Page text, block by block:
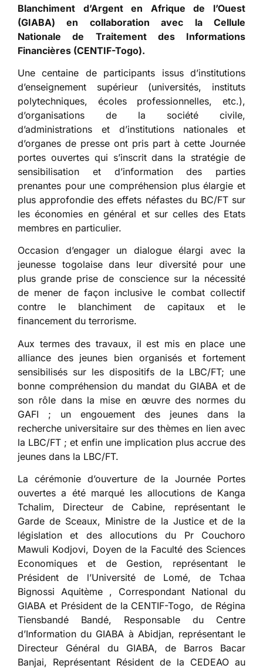
Blanchiment d’Argent en Afrique de l’Ouest
(GIABA) en collaboration avec la Cellule
Nationale de Traitement des Informations
Financières (CENTIF-Togo).
Une centaine de participants issus d’institutions
d’enseignement supérieur (universités, instituts
polytechniques, écoles professionnelles, etc.),
d’organisations de la société civile,
d’administrations et d’institutions nationales et
d’organes de presse ont pris part à cette Journée
portes ouvertes qui s’inscrit dans la stratégie de
sensibilisation et d’information des parties
prenantes pour une compréhension plus élargie et
plus approfondie des effets néfastes du BC/FT sur
les économies en général et sur celles des Etats
membres en particulier.
Occasion d’engager un dialogue élargi avec la
jeunesse togolaise dans leur diversité pour une
plus grande prise de conscience sur la nécessité
de mener de façon inclusive le combat collectif
contre le blanchiment de capitaux et le
financement du terrorisme.
Aux termes des travaux, il est mis en place une
alliance des jeunes bien organisés et fortement
sensibilisés sur les dispositifs de la LBC/FT; une
bonne compréhension du mandat du GIABA et de
son rôle dans la mise en œuvre des normes du
GAFI ; un engouement des jeunes dans la
recherche universitaire sur des thèmes en lien avec
la LBC/FT ; et enfin une implication plus accrue des
jeunes dans la LBC/FT.
La cérémonie d’ouverture de la Journée Portes
ouvertes a été marqué les allocutions de Kanga
Tchalim, Directeur de Cabine, représentant le
Garde de Sceaux, Ministre de la Justice et de la
législation et des allocutions du Pr Couchoro
Mawuli Kodjovi, Doyen de la Faculté des Sciences
Economiques et de Gestion, représentant le
Président de l’Université de Lomé, de Tchaa
Bignossi Aquitème , Correspondant National du
GIABA et Président de la CENTIF-Togo, de Régina
Tiensbandé Bandé, Responsable du Centre
d’Information du GIABA à Abidjan, représentant le
Directeur Général du GIABA, de Barros Bacar
Banjai, Représentant Résident de la CEDEAO au